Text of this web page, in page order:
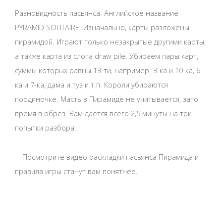
Разновидность пасьянса. Английское название
PYRAMID SOLITAIRE. Изначально, карты разложены
пирамидой. Играют только незакрытые другими карты,
а также карта из слота draw pile. Убираем пары карт,
суммы которых равны 13-ти, например: 3-ка и 10-ка, 6-
ка и 7-ка, дама и туз и т.п. Короли убираются
поодиночке. Масть в Пирамиде не учитывается, зато
время в обрез. Вам дается всего 2,5 минуты на три
попытки разбора.
Посмотрите видео раскладки пасьянса Пирамида и
правила игры станут вам понятнее.